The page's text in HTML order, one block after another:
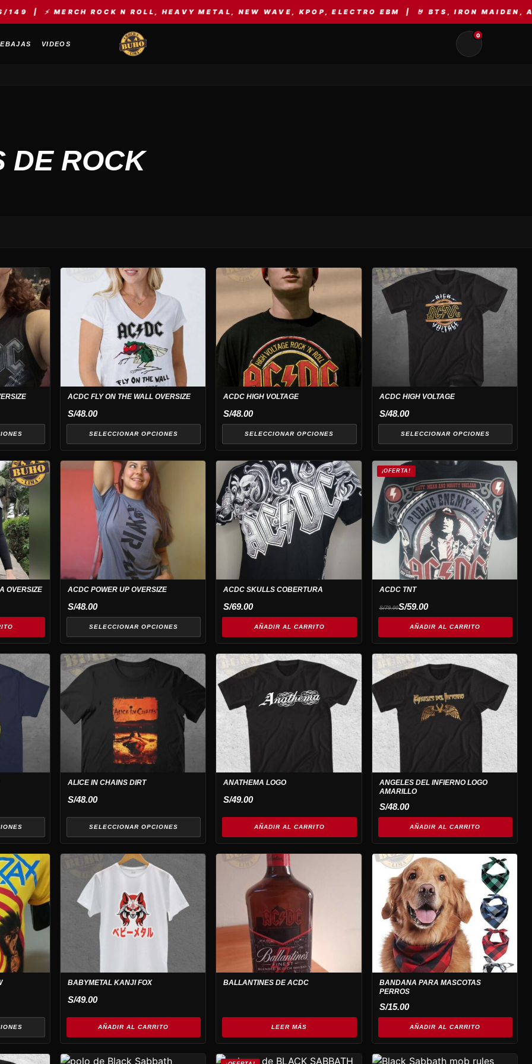
ROCK N ROLL, HEAVY METAL, NEW WAVE, KPOP, ELECTRO EBM | 🤘 BTS, IRON MAIDEN, AC/DC,
VIDEOS
0
DE ROCK
ACDC FLY ON THE WALL OVERSIZE
S/48.00
SELECCIONAR OPCIONES
producto
múltiples
variantes.
opciones
pueden
elegir
en
página
de
producto
ACDC HIGH VOLTAGE
S/48.00
SELECCIONAR OPCIONES
Este
múltiples
variantes.
Las
opciones
pueden
elegir
en
página
de
producto
ACDC HIGH VOLTAGE
S/48.00
SELECCIONAR OPCIONES
Este
producto
tiene
múltiples
pueden
elegir
en
página
de
producto
OVERSIZE ACDC POWER UP OVERSIZE
S/48.00
SELECCIONAR OPCIONES
Este
producto
múltiples
variantes.
opciones
pueden
elegir
en
página
de
producto
ACDC SKULLS COBERTURA
S/69.00
AÑADIR AL CARRITO
¡OFERTA!
ACDC TNT
S/79.00
El
precio
original
S/79.00.
S/59.00
El
precio
actual
S/59.00.
AÑADIR AL CARRITO
ALICE IN CHAINS DIRT
S/48.00
SELECCIONAR OPCIONES
Este
producto
tiene
múltiples
variantes.
pueden
elegir
en
la
página
de
producto
ANATHEMA LOGO
S/49.00
AÑADIR AL CARRITO
ANGELES DEL INFIERNO LOGO
AMARILLO
S/48.00
AÑADIR AL CARRITO
BABYMETAL KANJI FOX
S/49.00
AÑADIR AL CARRITO
BALLANTINES DE ACDC
LEER MÁS
BANDANA PARA MASCOTAS
PERROS
S/15.00
AÑADIR AL CARRITO
Este